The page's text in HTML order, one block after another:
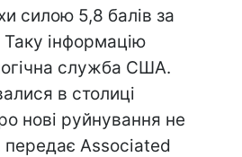
силою 5,8 балів за
інформацію
служба США.
в столиці
нові руйнування не
передає Associated